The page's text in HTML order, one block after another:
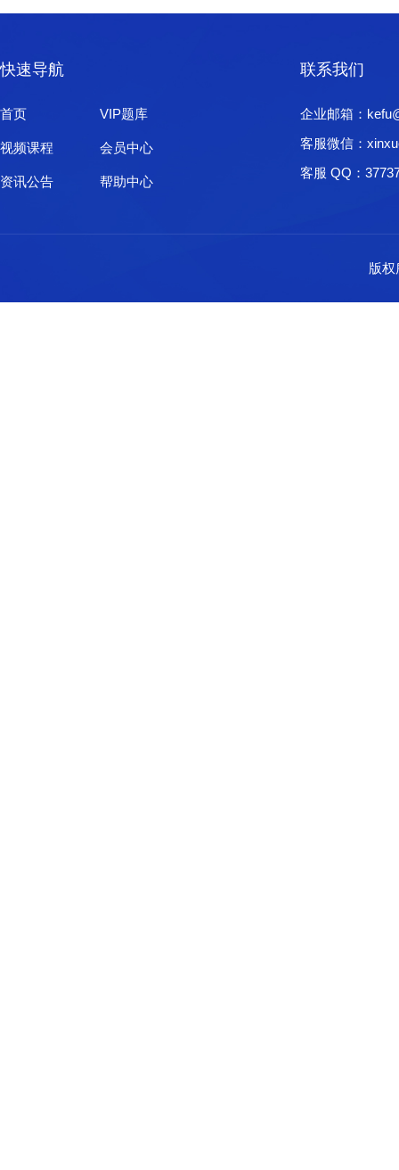
快速导航
首页 VIP题库
视频课程 会员中心
资讯公告 帮助中心
联系我们
企业邮箱：
客服微信：
客服 QQ：
版权